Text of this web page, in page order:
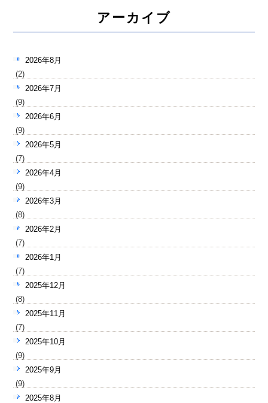
アーカイブ
2026年8月
(2)
2026年7月
(9)
2026年6月
(9)
2026年5月
(7)
2026年4月
(9)
2026年3月
(8)
2026年2月
(7)
2026年1月
(7)
2025年12月
(8)
2025年11月
(7)
2025年10月
(9)
2025年9月
(9)
2025年8月